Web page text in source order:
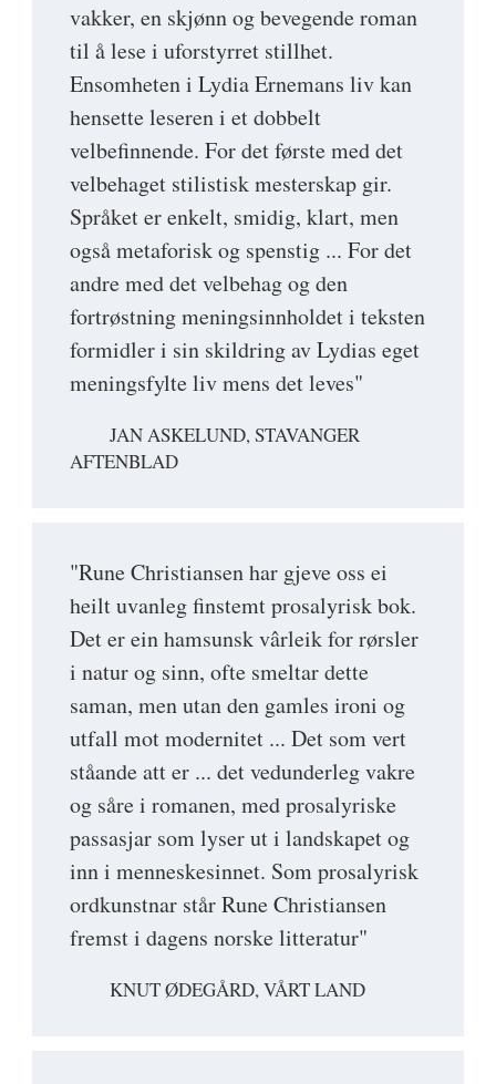
vakker, en skjønn og bevegende roman
til å lese i uforstyrret stillhet.
Ensomheten i Lydia Ernemans liv kan
hensette leseren i et dobbelt
velbefinnende. For det første med det
velbehaget stilistisk mesterskap gir.
Språket er enkelt, smidig, klart, men
også metaforisk og spenstig ... For det
andre med det velbehag og den
fortrøstning meningsinnholdet i teksten
formidler i sin skildring av Lydias eget
meningsfylte liv mens det leves"
JAN ASKELUND, STAVANGER
AFTENBLAD
"Rune Christiansen har gjeve oss ei
heilt uvanleg finstemt prosalyrisk bok.
Det er ein hamsunsk vârleik for rørsler
i natur og sinn, ofte smeltar dette
saman, men utan den gamles ironi og
utfall mot modernitet ... Det som vert
ståande att er ... det vedunderleg vakre
og såre i romanen, med prosalyriske
passasjar som lyser ut i landskapet og
inn i menneskesinnet. Som prosalyrisk
ordkunstnar står Rune Christiansen
fremst i dagens norske litteratur"
KNUT ØDEGÅRD, VÅRT LAND